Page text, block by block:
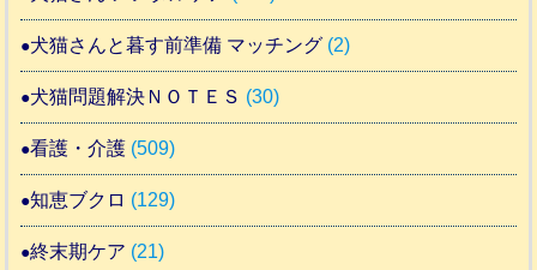
犬猫さんと暮す前準備 マッチング (2)
犬猫問題解決ＮＯＴＥＳ (30)
看護・介護 (509)
知恵ブクロ (129)
終末期ケア (21)